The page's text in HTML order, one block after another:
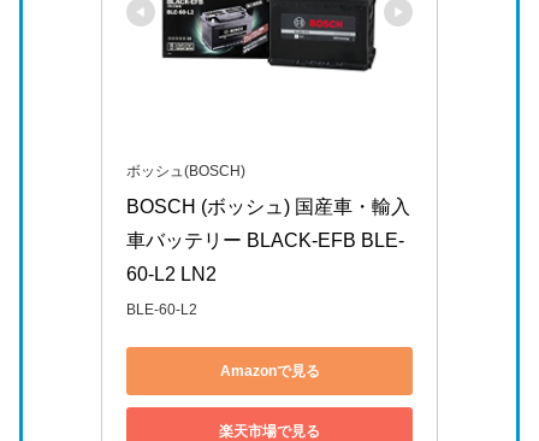
ボッシュ(BOSCH)
BOSCH (ボッシュ) 国産車・輸入
車バッテリー BLACK-EFB BLE-
60-L2 LN2
BLE-60-L2
Amazonで見る
楽天市場で見る